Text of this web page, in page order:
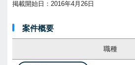
掲載開始日：2016年4月26日
案件概要
職種